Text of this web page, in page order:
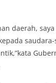
daerah,